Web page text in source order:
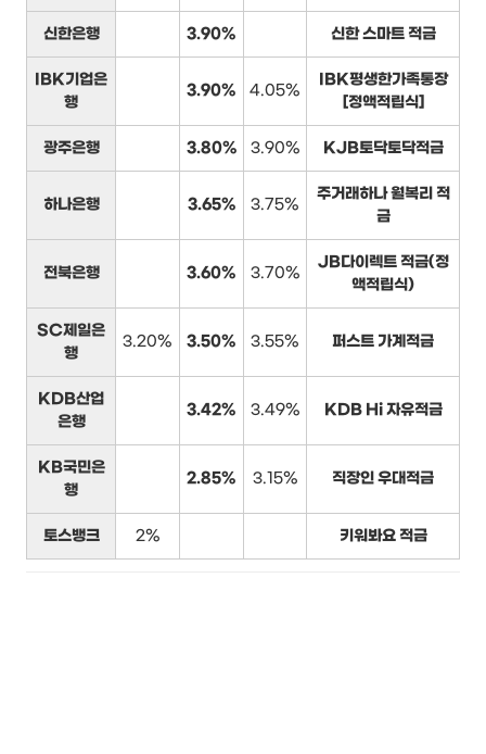
신한은행 3.90% 신한 스마트 적금
IBK기업은
행
3.90% 4.05%
IBK평생한가족통장
[정액적립식]
광주은행 3.80% 3.90% KJB토닥토닥적금
하나은행 3.65% 3.75%
주거래하나 월복리 적
금
전북은행 3.60% 3.70%
JB다이렉트 적금(정
액적립식)
SC제일은
행
3.20% 3.50% 3.55% 퍼스트 가계적금
KDB산업
은행
3.42% 3.49% KDB Hi 자유적금
KB국민은
행
2.85% 3.15% 직장인 우대적금
토스뱅크 2% 키워봐요 적금